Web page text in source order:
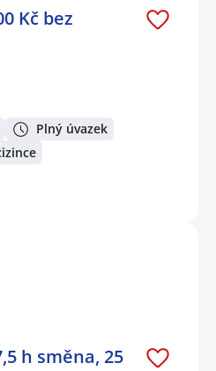
Kč bez
Plný úvazek
h směna, 25